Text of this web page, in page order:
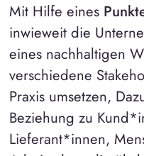
Mit Hilfe eines
inwieweit die
eines nachhaltigen
verschiedene
Praxis umsetzen,
Beziehung zu
Lieferant*innen,